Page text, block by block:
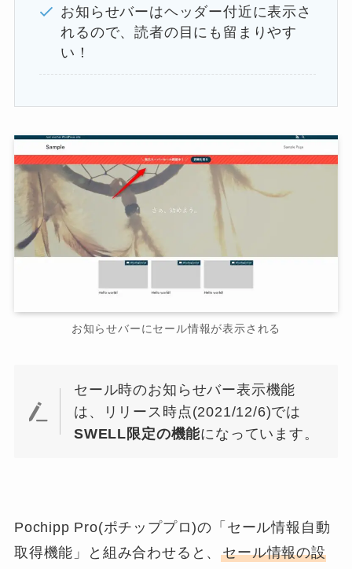
お知らせバーはヘッダー付近に表示さ
れるので、読者の目にも留まりやす
い！
お知らせバーにセール情報が表示される
セール時のお知らせバー表示機能
は、リリース時点(2021/12/6)では
SWELL限定の機能になっています。
Pochipp Pro(ポチッププロ)の「セール情報自動
取得機能」と組み合わせると、セール情報の設